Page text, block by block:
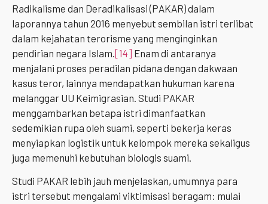
Radikalisme dan Deradikalisasi (PAKAR) dalam
laporannya tahun 2016 menyebut sembilan istri terlibat
dalam kejahatan terorisme yang menginginkan
pendirian negara Islam. [14] Enam di antaranya
menjalani proses peradilan pidana dengan dakwaan
kasus teror, lainnya mendapatkan hukuman karena
melanggar UU Keimigrasian. Studi PAKAR
menggambarkan betapa istri dimanfaatkan
sedemikian rupa oleh suami, seperti bekerja keras
menyiapkan logistik untuk kelompok mereka sekaligus
juga memenuhi kebutuhan biologis suami.
Studi PAKAR lebih jauh menjelaskan, umumnya para
istri tersebut mengalami viktimisasi beragam: mulai